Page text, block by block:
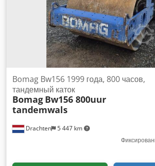
Drachten 5 447 km
Bomag Bw156 1999 года, 800 часов,
тандемный каток
Bomag Bw156 800uur
tandemwals